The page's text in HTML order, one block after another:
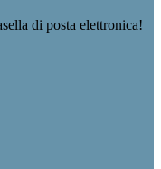
di posta elettronica!